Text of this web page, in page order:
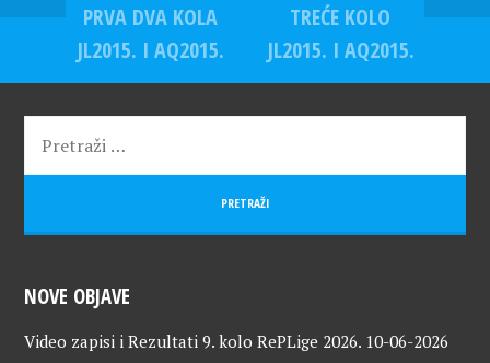
PRVA DVA KOLA
JL2015. I AQ2015.
TREĆE KOLO
JL2015. I AQ2015.
NOVE OBJAVE
Video zapisi i Rezultati 9. kolo RePLige 2026. 10-06-2026